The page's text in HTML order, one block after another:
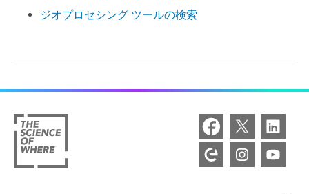
ジオプロセシング ツールの検索